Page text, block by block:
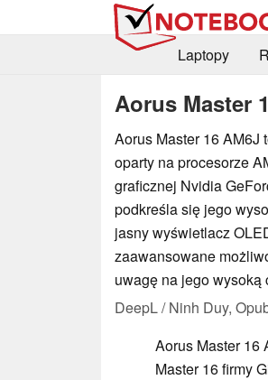
Laptopy
Aorus Master
Aorus Master 16 AM6J
oparty na procesorze
graficznej Nvidia
podkreśla się jego
jasny wyświetlacz
zaawansowane
uwagę na jego wysoką
DeepL / Ninh Duy,
Aorus Master 16
Master 16 firmy